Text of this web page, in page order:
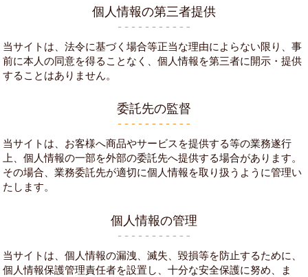
個人情報の第三者提供
当サイトは、法令に基づく場合等正当な理由によらない限り、事
前に本人の同意を得ることなく、個人情報を第三者に開示・提供
することはありません。
委託先の監督
当サイトは、お客様へ商品やサービスを提供する等の業務遂行
上、個人情報の一部を外部の委託先へ提供する場合があります。
その場合、業務委託先が適切に個人情報を取り扱うように管理い
たします。
個人情報の管理
当サイトは、個人情報の漏洩、滅失、毀損等を防止するために、
個人情報保護管理責任者を設置し、十分な安全保護に努め、ま